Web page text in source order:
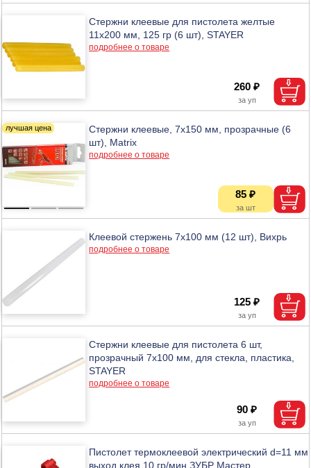
Стержни клеевые для пистолета желтые
11х200 мм, 125 гр (6 шт), STAYER
подробнее о товаре
260 ₽
Стержни клеевые, 7x150 мм, прозрачные (6
шт), Matrix
подробнее о товаре
85 ₽
Клеевой стержень 7х100 мм (12 шт), Вихрь
подробнее о товаре
125 ₽
Стержни клеевые для пистолета 6 шт,
прозрачный 7x100 мм, для стекла, пластика,
STAYER
подробнее о товаре
90 ₽
Пистолет термоклеевой электрический d=11 мм
выход клея 10 гр/мин ЗУБР Мастер